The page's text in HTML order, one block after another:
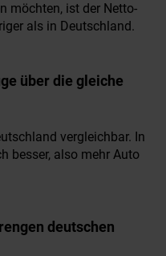
möchten, ist der Netto-
als in Deutschland.
über die gleiche
vergleichbar. In
besser, also mehr Auto
deutschen